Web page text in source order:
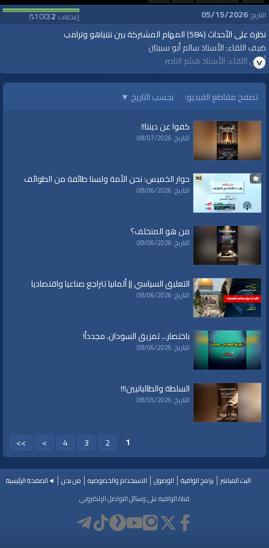
إعجابات:2
(
100
%) التاريخ:05/15/2026
نظرة على الأحداث (584) المهام المشتركة بين نتنياهو وترامب
ضيف اللقاء: الأستاذ سالم أبو سبيتان
أجرى اللقاء: الأستاذ هيثم الناصر
الجمعة، 28 ذو القعدة 1447هـ - 15/05/2026م
الفئات:
قنوات:
برامج الواقية
تصفح مقاطع الفيديو: بحسب التاريخ ▼
كفوا عن ديننا!!
التاريخ: 08/07/2026
حوار الخميس: نحن الأمة ولسنا طائفة من الطوائف
التاريخ: 08/06/2026
من هو المتخلف؟
التاريخ: 08/06/2026
التعليق السياسي || ألمانيا تتراجع صناعيا واقتصاديا
التاريخ: 08/06/2026
باختصار... تمزيق السودان، مجدداً!
التاريخ: 08/06/2026
السلطة والطالبانيين!!!
التاريخ: 08/05/2026
1
2
3
4
>
>>
البث المباشر برامج الواقية الوصول الاستخدام والخصوصيه من نحن
◄الصفحة الرئيسية
قناة الواقية على وسائل التواصل الإلكتروني